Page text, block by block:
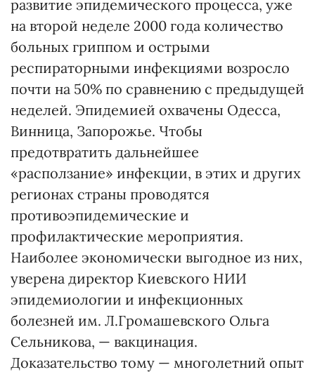
развитие эпидемического процесса, уже
на второй неделе 2000 года количество
больных гриппом и острыми
респираторными инфекциями возросло
почти на 50% по сравнению с предыдущей
неделей. Эпидемией охвачены Одесса,
Винница, Запорожье. Чтобы
предотвратить дальнейшее
«расползание» инфекции, в этих и других
регионах страны проводятся
противоэпидемические и
профилактические мероприятия.
Наиболее экономически выгодное из них,
уверена директор Киевского НИИ
эпидемиологии и инфекционных
болезней им. Л.Громашевского Ольга
Сельникова, — вакцинация.
Доказательство тому — многолетний опыт